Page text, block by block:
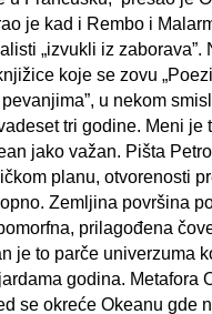
je kad i Rembo i
„izvukli iz zaborava”.
koje se zovu
u nekom
tri godine. Meni je
jako važan. Pišta
planu, otvorenosti
Zemljina površina
prilagođena
je to parče univerzuma
godina. Metafora
se okreće Okeanu gde